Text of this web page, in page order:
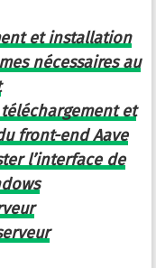
et installation
nécessaires au
et
front-end Aave
l’interface de